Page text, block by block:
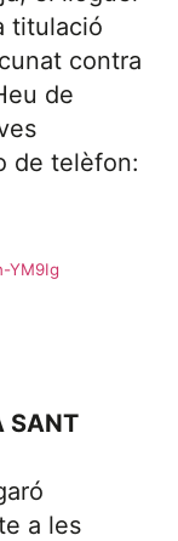
titulació
contra
de
de telèfon:
YM9Ig
SANT
a les